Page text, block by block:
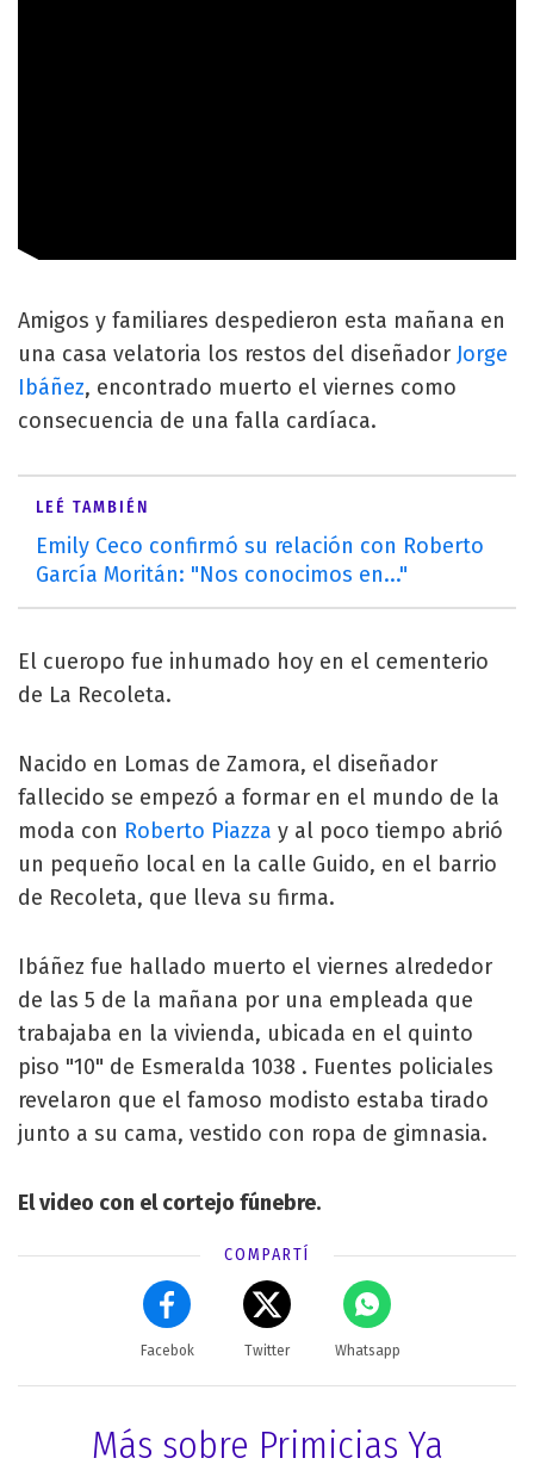
Amigos y familiares despedieron esta mañana en
una casa velatoria los restos del diseñador Jorge
Ibáñez, encontrado muerto el viernes como
consecuencia de una falla cardíaca.
LEÉ TAMBIÉN
Emily Ceco confirmó su relación con Roberto
García Moritán: "Nos conocimos en..."
El cueropo fue inhumado hoy en el cementerio
de La Recoleta.
Nacido en Lomas de Zamora, el diseñador
fallecido se empezó a formar en el mundo de la
moda con Roberto Piazza y al poco tiempo abrió
un pequeño local en la calle Guido, en el barrio
de Recoleta, que lleva su firma.
Ibáñez fue hallado muerto el viernes alrededor
de las 5 de la mañana por una empleada que
trabajaba en la vivienda, ubicada en el quinto
piso "10" de Esmeralda 1038 . Fuentes policiales
revelaron que el famoso modisto estaba tirado
junto a su cama, vestido con ropa de gimnasia.
El video con el cortejo fúnebre.
COMPARTÍ
Facebok Twitter Whatsapp
Más sobre Primicias Ya